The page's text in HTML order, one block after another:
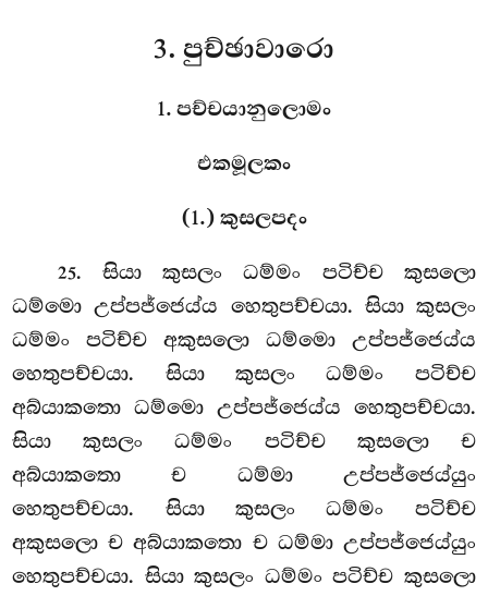
3. පුච්ඡාවාරො
1. පච්චයානුලොමං
එකමූලකං
(1.) කුසලපදං
25. සියාකුසලං ධම්මං පටිච්ච කුසලො
ධම්මො උප්පජ්ජෙය්ය හෙතුපච්චයා. සියා කුසලං
ධම්මං පටිච්ච අකුසලො ධම්මො උප්පජ්ජෙය්ය
හෙතුපච්චයා. සියා කුසලං ධම්මං පටිච්ච
අබ්යාකතො ධම්මො උප්පජ්ජෙය්ය හෙතුපච්චයා.
සියා කුසලං ධම්මං පටිච්ච කුසලො ච
අබ්යාකතො ච ධම්මා උප්පජ්ජෙය්යුං
හෙතුපච්චයා. සියා කුසලං ධම්මං පටිච්ච
අකුසලො ච අබ්යාකතො ච ධම්මා උප්පජ්ජෙය්යුං
හෙතුපච්චයා. සියා කුසලං ධම්මං පටිච්ච කුසලො